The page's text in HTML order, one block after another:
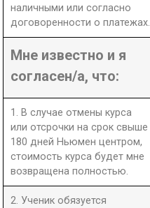
наличными или согласно
договоренности о платежах.
Мне известно и я
согласен/а, что:
1. В случае отмены курса
или отсрочки на срок свыше
180 дней Ньюмен центром,
стоимость курса будет мне
возвращена полностью.
2. Ученик обязуется